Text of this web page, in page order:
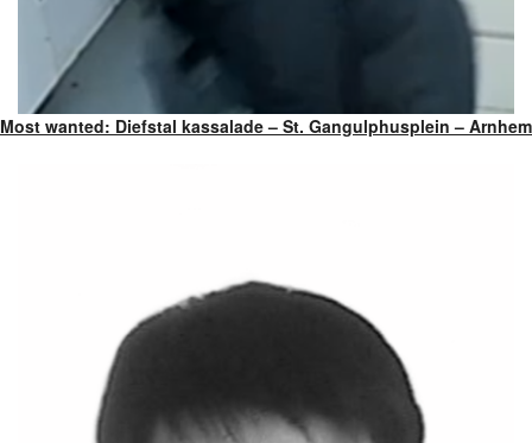
Most wanted: Diefstal kassalade – St. Gangulphusplein – Arnhem